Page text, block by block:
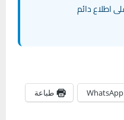
اطلاع دائم
WhatsApp طباعة